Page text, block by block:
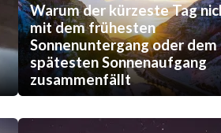
Warum der kürzeste Tag
mit dem frühesten
Sonnenuntergang oder dem
spätesten Sonnenaufgang
zusammenfällt